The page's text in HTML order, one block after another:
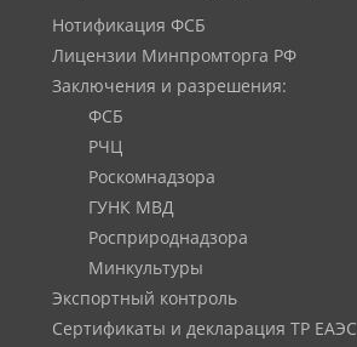
Нотификация ФСБ
Лицензии Минпромторга РФ
Заключения и разрешения:
ФСБ
РЧЦ
Роскомнадзора
ГУНК МВД
Росприроднадзора
Минкультуры
Экспортный контроль
Сертификаты и декларация ТР ЕАЭС